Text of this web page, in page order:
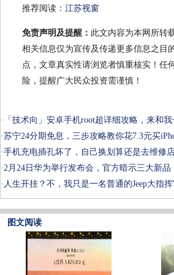
推荐阅读： 江苏视窗
免责声明及提醒： 此文内容为本网所转
相关信息仅为宣传及传递更多信息之目
点，文章真实性请浏览者慎重核实！任
险，提醒广大民众投资需谨慎！
·
「技术向」安卓手机root超详细攻略，来和
·苏宁24分期免息，三步攻略教你花7.3元买
·手机充电插孔坏了，自己换划算还是去维修
·2月24日华为举行发布会，官方暗示三大新品
· 人生开挂？不，我只是一名普通的Jeep大指
图文阅读